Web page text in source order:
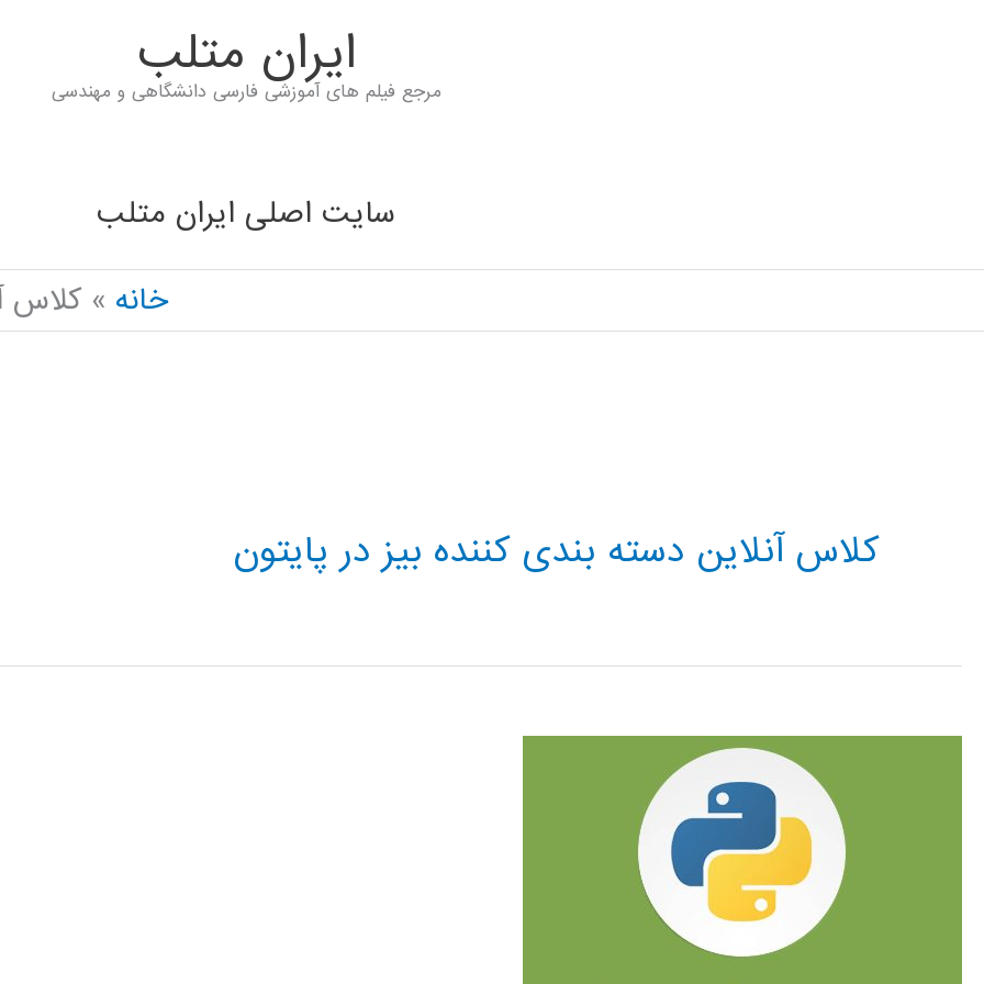
ايران متلب
مرجع فیلم های آموزشی فارسی دانشگاهی و مهندسی
سایت اصلی ایران متلب
خانه
کلاس
کلاس آنلاین دسته بندی کننده بیز در پایتون